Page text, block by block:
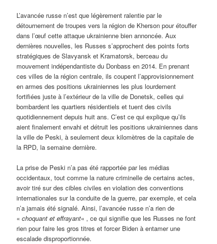
L’avancée russe n’est que légèrement ralentie par le
détournement de troupes vers la région de Kherson pour étouffer
dans l’œuf cette attaque ukrainienne bien annoncée. Aux
dernières nouvelles, les Russes s’approchent des points forts
stratégiques de Slavyansk et Kramatorsk, berceau du
mouvement indépendantiste du Donbass en 2014. En prenant
ces villes de la région centrale, ils coupent l’approvisionnement
en armes des positions ukrainiennes les plus lourdement
fortifiées juste à l’extérieur de la ville de Donetsk, celles qui
bombardent les quartiers résidentiels et tuent des civils
quotidiennement depuis huit ans. C’est ce qui explique qu’ils
aient finalement envahi et détruit les positions ukrainiennes dans
la ville de Peski, à seulement deux kilomètres de la capitale de
la RPD, la semaine dernière.
La prise de Peski n’a pas été rapportée par les médias
occidentaux, tout comme la nature criminelle de certains actes,
avoir tiré sur des cibles civiles en violation des conventions
internationales sur la conduite de la guerre, par exemple, et cela
n’a jamais été signalé. Ainsi, l’avancée russe n’a rien de
«choquant et effrayant« , ce qui signifie que les Russes ne font
rien pour faire les gros titres et forcer Biden à entamer une
escalade disproportionnée.